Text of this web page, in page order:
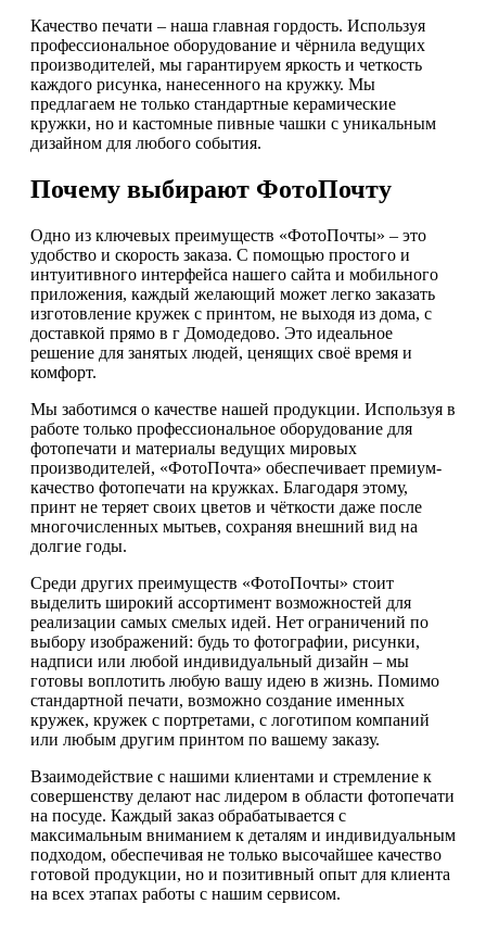
Качество печати – наша главная гордость. Используя
профессиональное оборудование и чёрнила ведущих
производителей, мы гарантируем яркость и четкость
каждого рисунка, нанесенного на кружку. Мы
предлагаем не только стандартные керамические
кружки, но и кастомные пивные чашки с уникальным
дизайном для любого события.
Почему выбирают ФотоПочту
Одно из ключевых преимуществ «ФотоПочты» – это
удобство и скорость заказа. С помощью простого и
интуитивного интерфейса нашего сайта и мобильного
приложения, каждый желающий может легко заказать
изготовление кружек с принтом, не выходя из дома, с
доставкой прямо в г Домодедово. Это идеальное
решение для занятых людей, ценящих своё время и
комфорт.
Мы заботимся о качестве нашей продукции. Используя в
работе только профессиональное оборудование для
фотопечати и материалы ведущих мировых
производителей, «ФотоПочта» обеспечивает премиум-
качество фотопечати на кружках. Благодаря этому,
принт не теряет своих цветов и чёткости даже после
многочисленных мытьев, сохраняя внешний вид на
долгие годы.
Среди других преимуществ «ФотоПочты» стоит
выделить широкий ассортимент возможностей для
реализации самых смелых идей. Нет ограничений по
выбору изображений: будь то фотографии, рисунки,
надписи или любой индивидуальный дизайн – мы
готовы воплотить любую вашу идею в жизнь. Помимо
стандартной печати, возможно создание именных
кружек, кружек с портретами, с логотипом компаний
или любым другим принтом по вашему заказу.
Взаимодействие с нашими клиентами и стремление к
совершенству делают нас лидером в области фотопечати
на посуде. Каждый заказ обрабатывается с
максимальным вниманием к деталям и индивидуальным
подходом, обеспечивая не только высочайшее качество
готовой продукции, но и позитивный опыт для клиента
на всех этапах работы с нашим сервисом.